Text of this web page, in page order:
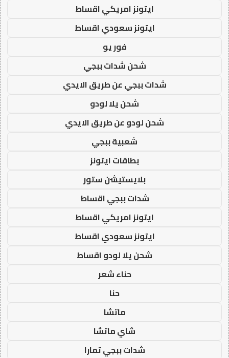
ايتونز امريكي اقساط
ايتونز سعودي اقساط
فور يو
شحن شدات ببجي
شدات ببجي عن طريق الايدي
شحن يلا لودو
شحن لودو عن طريق الايدي
شعبية ببجي
بطاقات ايتونز
بلايستيشن ستور
شدات ببجي اقساط
ايتونز امريكي اقساط
ايتونز سعودي اقساط
شحن يلا لودو اقساط
حناء شعر
حنا
ماتشا
شاي ماتشا
شدات ببجي تمارا